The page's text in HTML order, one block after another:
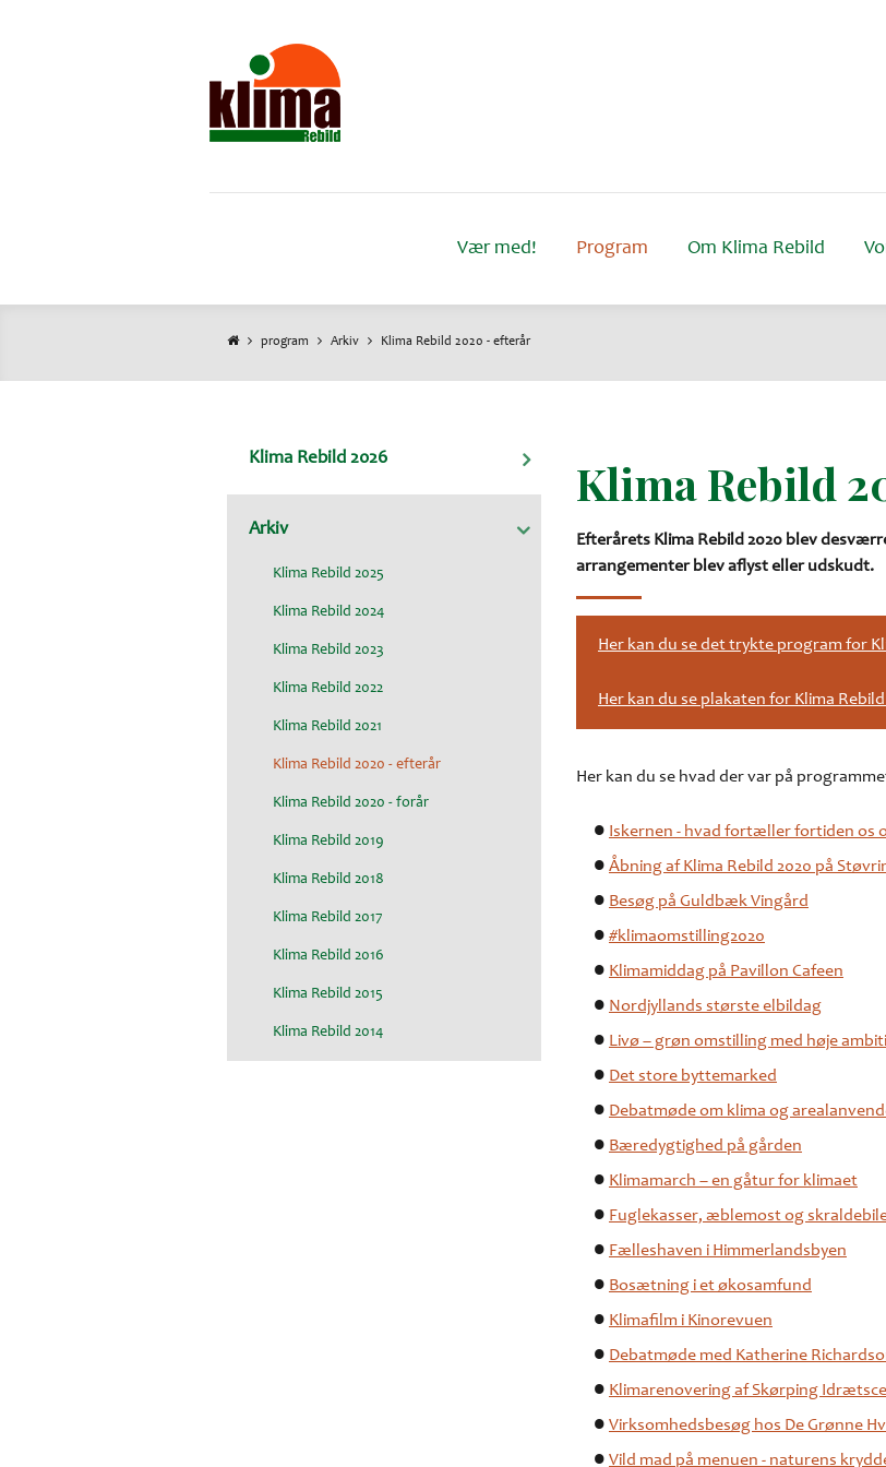
Vær med! Program Om Klima Rebild
Brødkrumme
program Arkiv Klima Rebild 2020 - efterår
Klima Rebild 2026
Arkiv
Klima Rebild 2025
Klima Rebild 2024
Klima Rebild 2023
Klima Rebild 2022
Klima Rebild 2021
Klima Rebild 2020 - efterår
Klima Rebild 2020 - forår
Klima Rebild 2019
Klima Rebild 2018
Klima Rebild 2017
Klima Rebild 2016
Klima Rebild 2015
Klima Rebild 2014
Klima Rebild
Efterårets Klima Rebild 2020 blev
arrangementer blev aflyst eller udskudt.
Her kan du se det trykte program for
Her kan du se plakaten for Klima
Her kan du se hvad der var på
Iskernen - hvad fortæller fortiden os
Åbning af Klima Rebild 2020 på
Besøg på Guldbæk Vingård
#klimaomstilling2020
Klimamiddag på Pavillon Cafeen
Nordjyllands største elbildag
Livø – grøn omstilling med høje
Det store byttemarked
Debatmøde om klima og
Bæredygtighed på gården
Klimamarch – en gåtur for klimaet
Fuglekasser, æblemost og
Fælleshaven i Himmerlandsbyen
Bosætning i et økosamfund
Klimafilm i Kinorevuen
Debatmøde med Katherine
Klimarenovering af Skørping
Virksomhedsbesøg hos De Grønne
Vild mad på menuen - naturens